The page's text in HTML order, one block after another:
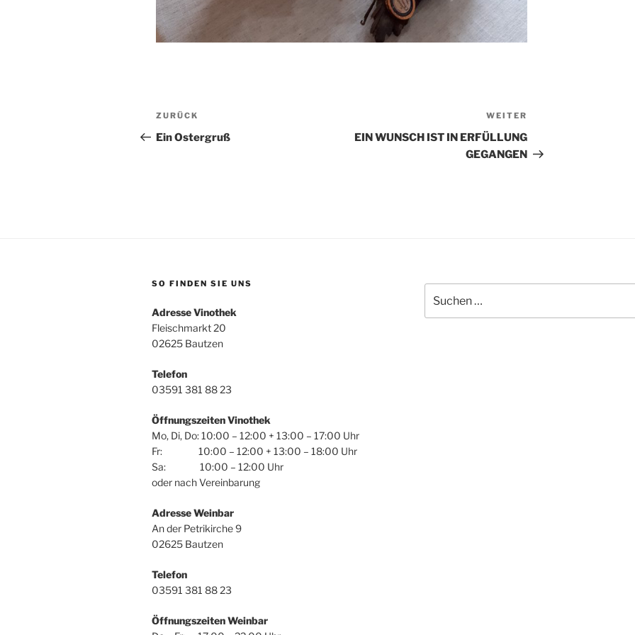
Beitragsnavigation
Vorheriger
Beitrag
ZURÜCK
Ein Ostergruß
Beitrag
WEITER
EIN WUNSCH IST IN ERFÜLLUNG
GEGANGEN
SO FINDEN SIE UNS
Adresse Vinothek
Fleischmarkt 20
02625 Bautzen
Telefon
03591 381 88 23
Öffnungszeiten Vinothek
Mo, Di, Do: 10:00 – 12:00 + 13:00 – 17:00 Uhr
Fr: 10:00 – 12:00 + 13:00 – 18:00 Uhr
Sa: 10:00 – 12:00 Uhr
oder nach Vereinbarung
Adresse Weinbar
An der Petrikirche 9
02625 Bautzen
Telefon
03591 381 88 23
Öffnungszeiten Weinbar
nach: